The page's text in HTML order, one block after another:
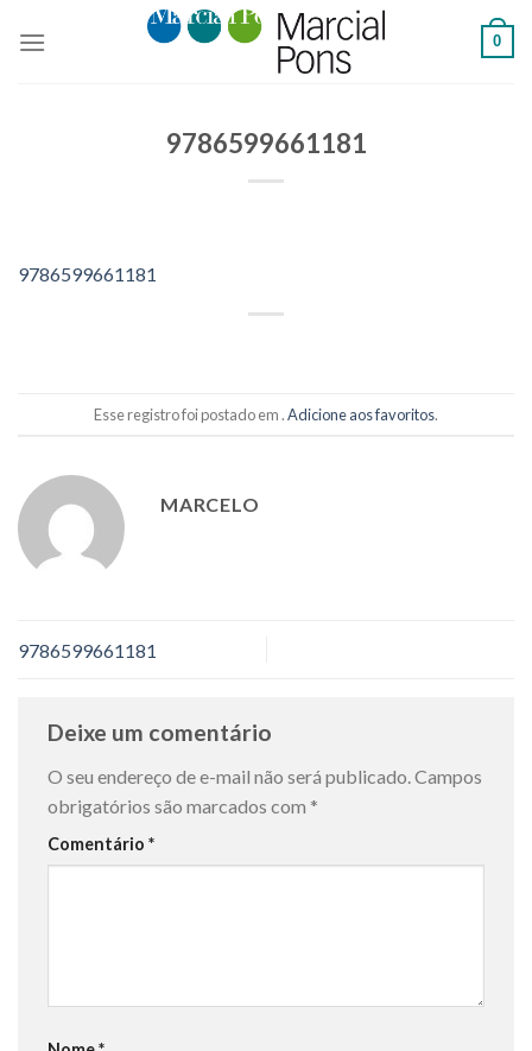
0
9786599661181
9786599661181
Esse registro foi postado em .Adicione aos favoritos.
MARCELO
9786599661181
Deixe um comentário
O seu endereço de e-mail não será publicado.Campos
obrigatórios são marcados com *
Comentário *